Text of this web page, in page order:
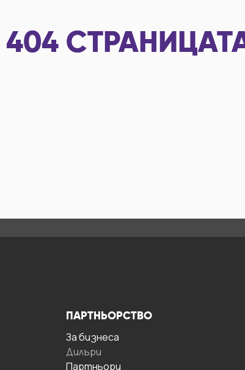
404
ПАРТНЬОРСТВО
За бизнесa
Дилъри
Партньори